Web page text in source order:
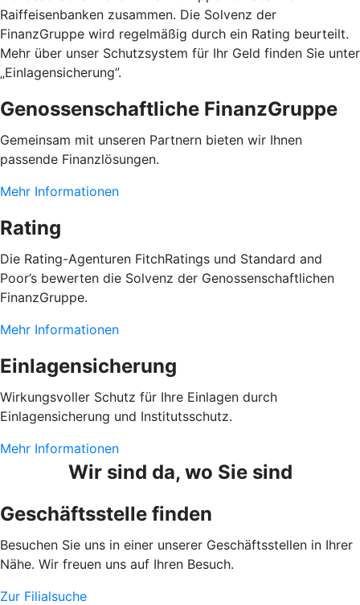
Raiffeisenbanken zusammen. Die Solvenz der
FinanzGruppe wird regelmäßig durch ein Rating beurteilt.
Mehr über unser Schutzsystem für Ihr Geld finden Sie unter
„Einlagensicherung”.
Genossenschaftliche FinanzGruppe
Gemeinsam mit unseren Partnern bieten wir Ihnen
passende Finanzlösungen.
Mehr Informationen
Rating
Die Rating-Agenturen FitchRatings und Standard and
Poor’s bewerten die Solvenz der Genossenschaftlichen
FinanzGruppe.
Mehr Informationen
Einlagensicherung
Wirkungsvoller Schutz für Ihre Einlagen durch
Einlagensicherung und Institutsschutz.
Mehr Informationen
Wir sind da, wo Sie sind
Geschäftsstelle finden
Besuchen Sie uns in einer unserer Geschäftsstellen in Ihrer
Nähe. Wir freuen uns auf Ihren Besuch.
Zur Filialsuche